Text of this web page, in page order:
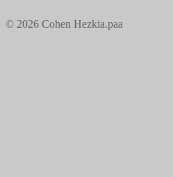
© 2026 Cohen Hezkia.paa